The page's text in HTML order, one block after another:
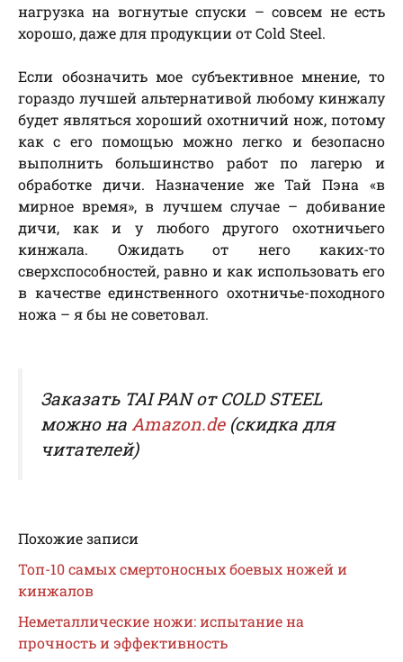
нагрузка на вогнутые спуски – совсем не есть
хорошо, даже для продукции от Cold Steel.
Если обозначить мое субъективное мнение, то
гораздо лучшей альтернативой любому кинжалу
будет являться хороший охотничий нож, потому
как с его помощью можно легко и безопасно
выполнить большинство работ по лагерю и
обработке дичи. Назначение же Тай Пэна «в
мирное время», в лучшем случае – добивание
дичи, как и у любого другого охотничьего
кинжала. Ожидать от него каких-то
сверхспособностей, равно и как использовать его
в качестве единственного охотничье-походного
ножа – я бы не советовал.
Заказать TAI PAN от COLD STEEL
можно на Amazon.de(скидка для
читателей)
Похожие записи
Топ-10 самых смертоносных боевых ножей и
кинжалов
Неметаллические ножи: испытание на
прочность и эффективность